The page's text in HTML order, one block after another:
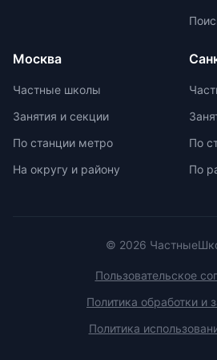
тренировочные сборы,
интенсивные занятия,
индивидуальные консультации.
Участие в международных
новый опыт, пройти серьезную
Москва
Частные школы
Занятия и секции
По станции метро
На округу и району
По
По
© 2026
Пользовательское
Политика обработки и
Политика